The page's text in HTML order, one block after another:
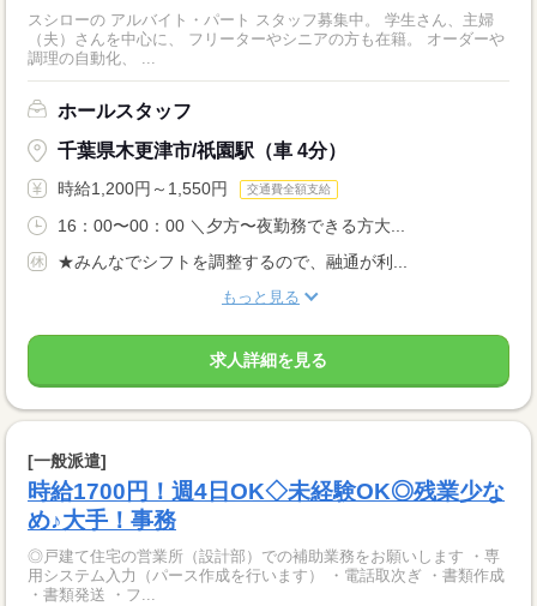
スシローの アルバイト・パート スタッフ募集中。 学生さん、主婦
（夫）さんを中心に、 フリーターやシニアの方も在籍。 オーダーや
調理の自動化、 ...
ホールスタッフ
千葉県木更津市/祇園駅（車 4分）
時給1,200円～1,550円 交通費全額支給
16：00〜00：00 ＼夕方〜夜勤務できる方大...
★みんなでシフトを調整するので、融通が利...
もっと見る
求人詳細を見る
[一般派遣]
時給1700円！週4日OK◇未経験OK◎残業少な
め♪大手！事務
◎戸建て住宅の営業所（設計部）での補助業務をお願いします ・専
用システム入力（パース作成を行います） ・電話取次ぎ ・書類作成
・書類発送 ・フ...